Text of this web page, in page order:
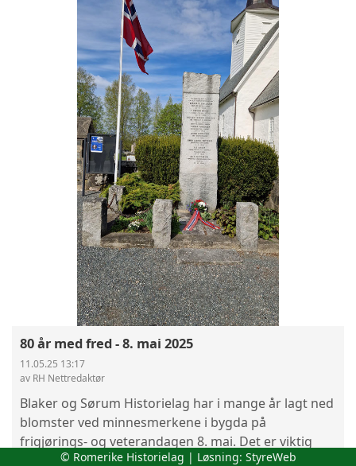
80 år med fred - 8. mai 2025
11.05.25 13:17
av RH Nettredaktør
Blaker og Sørum Historielag har i mange år lagt ned
blomster ved minnesmerkene i bygda på
frigjørings- og veterandagen 8. mai. Det er viktig
med slike markeringer - særlig i disse urolige tider.
© Romerike Historielag | Løsning: StyreWeb